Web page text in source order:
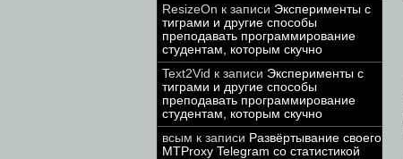
ResizeOn к записи Эксперименты с
тиграми и другие способы
преподавать программирование
студентам, которым скучно
Text2Vid к записи Эксперименты с
тиграми и другие способы
преподавать программирование
студентам, которым скучно
всым к записи Развёртывание своего
MTProxy Telegram со статистикой